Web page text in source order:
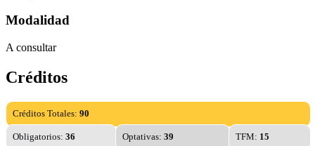
Modalidad
A consultar
Créditos
Créditos Totales: 90
Obligatorios: 36 Optativas: 39 TFM: 15